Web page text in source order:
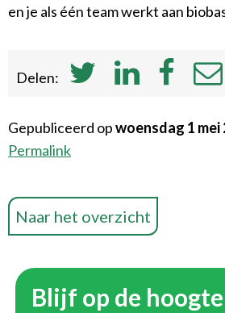
en je als één team werkt aan
Delen:
Gepubliceerd opwoensdag 1 mei
Permalink
Naar het overzicht
Blijf op de hoogte